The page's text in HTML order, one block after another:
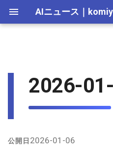
AIニュース
a
l
AI 総合｜2025年
生成AI｜2025年
エディタ－｜2025年
MCP｜2025年
る過去24時間の情報まとめ
報
2025-12-30
2025-12-28
Adobe Firefly｜2025年
Veo｜2025年
Suno｜2025年
2026-
公開日 2026-01-06